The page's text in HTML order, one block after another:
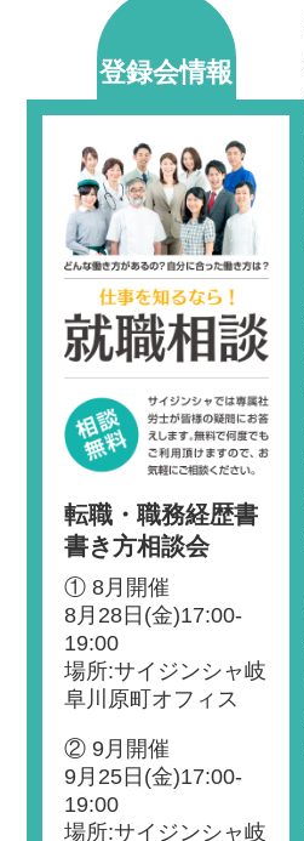
登録会情報
転職・職務経歴書
書き方相談会
① 8月開催
8月28日(金)17:00-
19:00
場所:サイジンシャ岐
阜川原町オフィス
② 9月開催
9月25日(金)17:00-
19:00
場所:サイジンシャ岐